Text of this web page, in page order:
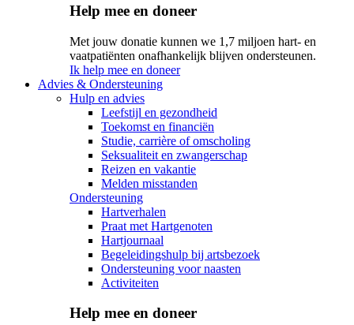
Help mee en doneer
Met jouw donatie kunnen we 1,7 miljoen hart- en
vaatpatiënten onafhankelijk blijven ondersteunen.
Ik help mee en doneer
Advies & Ondersteuning
Hulp en advies
Leefstijl en gezondheid
Toekomst en financiën
Studie, carrière of omscholing
Seksualiteit en zwangerschap
Reizen en vakantie
Melden misstanden
Ondersteuning
Hartverhalen
Praat met Hartgenoten
Hartjournaal
Begeleidingshulp bij artsbezoek
Ondersteuning voor naasten
Activiteiten
Help mee en doneer